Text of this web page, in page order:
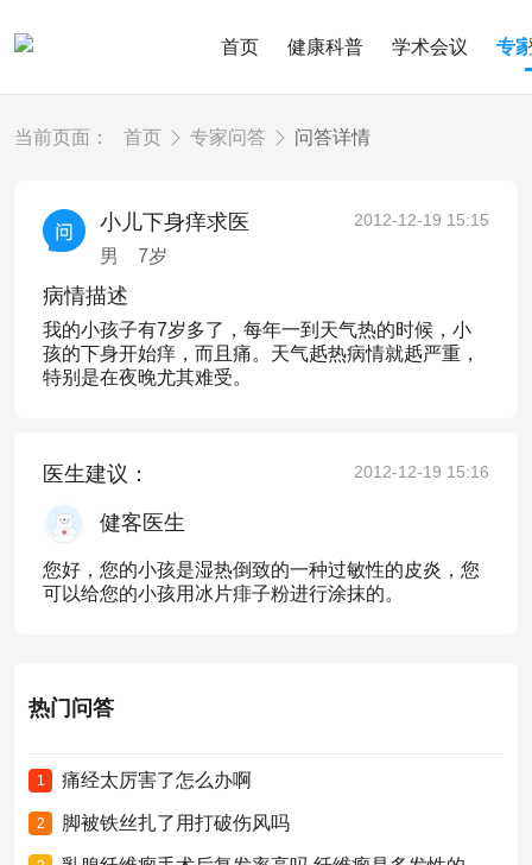
首页 健康科普 学术会议 专
当前页面： 首页 专家问答 问答详情
小儿下身痒求医
男 7岁
2012-12-19 15:15
病情描述
我的小孩子有7岁多了，每年一到天气热的时候，小
孩的下身开始痒，而且痛。天气赿热病情就赿严重，
特别是在夜晚尤其难受。
医生建议： 2012-12-19 15:16
健客医生
您好，您的小孩是湿热倒致的一种过敏性的皮炎，您
可以给您的小孩用冰片痱子粉进行涂抹的。
热门问答
1 痛经太厉害了怎么办啊
2 脚被铁丝扎了用打破伤风吗